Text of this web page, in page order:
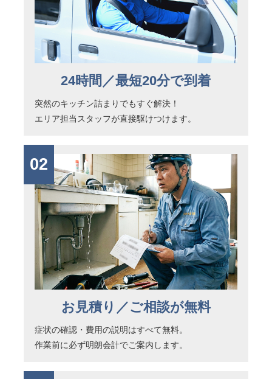
24時間／最短20分で到着
突然のキッチン詰まりでもすぐ解決！
エリア担当スタッフが直接駆けつけます。
02
お見積り／ご相談が無料
症状の確認・費用の説明はすべて無料。
作業前に必ず明朗会計でご案内します。